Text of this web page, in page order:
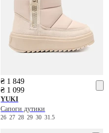
₴ 1 849
₴ 1 099
YUKI
Сапоги дутики
262728293031.5